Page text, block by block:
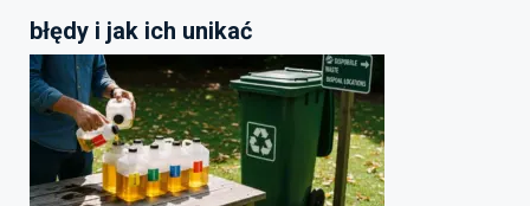
błędy i jak ich unikać